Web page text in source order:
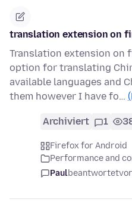
translation extension on
Translation extension on
option for translating
available languages and
them however I have fo…
Archiviert 1
Firefox for Android
Performance and
Paulbeantwortet